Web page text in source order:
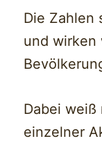
Die Zahlen
und wirken
Dabei weiß
einzelner